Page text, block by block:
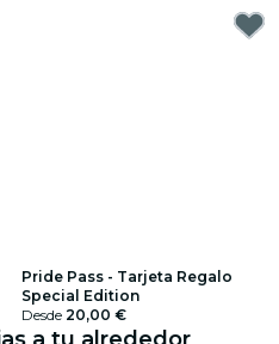
Pride Pass - Tarjeta Regalo
Special Edition
Desde 20,00 €